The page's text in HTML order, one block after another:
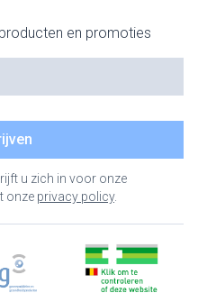
en promoties
u zich in voor onze
onze privacy policy.